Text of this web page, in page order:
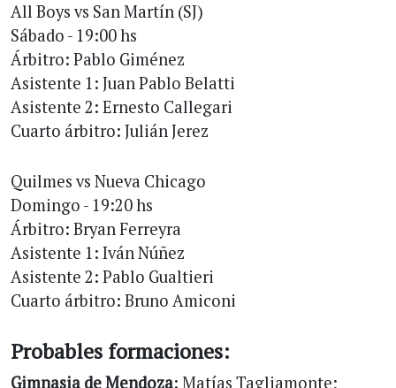
All Boys vs San Martín (SJ)
Sábado - 19:00 hs
Árbitro: Pablo Giménez
Asistente 1: Juan Pablo Belatti
Asistente 2: Ernesto Callegari
Cuarto árbitro: Julián Jerez
Quilmes vs Nueva Chicago
Domingo - 19:20 hs
Árbitro: Bryan Ferreyra
Asistente 1: Iván Núñez
Asistente 2: Pablo Gualtieri
Cuarto árbitro: Bruno Amiconi
Probables formaciones:
Gimnasia de Mendoza: Matías Tagliamonte;